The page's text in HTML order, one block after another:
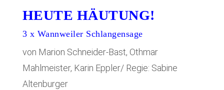
HEUTE HÄUTUNG!
3 x Wannweiler Schlangensage
von Marion Schneider-Bast, Othmar
Mahlmeister, Karin Eppler/ Regie: Sabine
Altenburger